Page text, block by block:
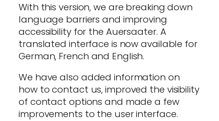
With this version, we are breaking down
language barriers and improving
accessibility for the Auersaater. A
translated interface is now available for
German, French and English.
We have also added information on
how to contact us, improved the visibility
of contact options and made a few
improvements to the user interface.